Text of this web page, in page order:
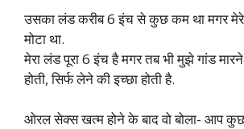
उसका लंड करीब 6 इंच से कुछ कम था मगर
मोटा था.
मेरा लंड पूरा 6 इंच है मगर तब भी मुझे गांड मारने
होती, सिर्फ लेने की इच्छा होती है.
ओरल सेक्स खत्म होने के बाद वो बोला- आप